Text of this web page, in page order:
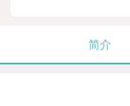
简介